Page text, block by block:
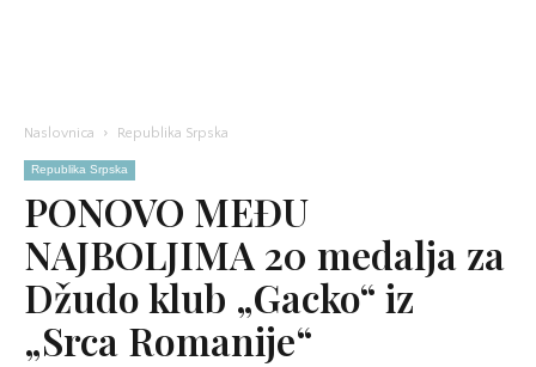
Naslovnica Republika Srpska
Republika Srpska
PONOVO MEĐU
NAJBOLJIMA 20 medalja za
Džudo klub „Gacko“ iz
„Srca Romanije“